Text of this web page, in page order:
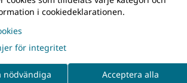
i cookiedeklarationen.
för integritet
nödvändiga Acceptera alla